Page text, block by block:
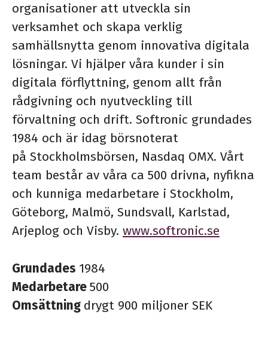
organisationer att utveckla sin
verksamhet och skapa verklig
samhällsnytta genom innovativa digitala
lösningar. Vi hjälper våra kunder i sin
digitala förflyttning, genom allt från
rådgivning och nyutveckling till
förvaltning och drift. Softronic grundades
1984 och är idag börsnoterat
på Stockholmsbörsen, Nasdaq OMX. Vårt
team består av våra ca 500 drivna, nyfikna
och kunniga medarbetare i Stockholm,
Göteborg, Malmö, Sundsvall, Karlstad,
Arjeplog och Visby. www.softronic.se
Grundades 1984
Medarbetare500
Omsättning drygt 900 miljoner SEK